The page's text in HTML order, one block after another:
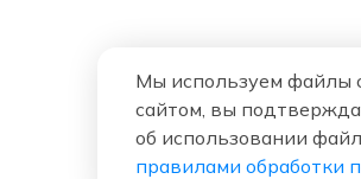
Мы используем файлы
сайтом, вы
об использовании
правилами обработки